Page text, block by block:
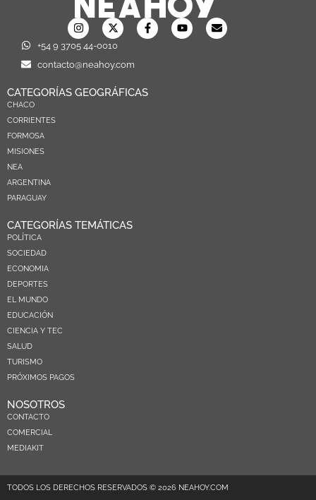
+54 9 3705 44-0010
contacto@neahoy.com
CATEGORÍAS GEOGRÁFICAS
CHACO
CORRIENTES
FORMOSA
MISIONES
NEA
ARGENTINA
PARAGUAY
CATEGORÍAS TEMÁTICAS
POLÍTICA
SOCIEDAD
ECONOMIA
DEPORTES
EL MUNDO
EDUCACIÓN
CIENCIA Y TEC
SALUD
TURISMO
PRÓXIMOS PAGOS
NOSOTROS
CONTACTO
COMERCIAL
MEDIAKIT
TODOS LOS DERECHOS RESERVADOS © 2026 NEAHOY.COM